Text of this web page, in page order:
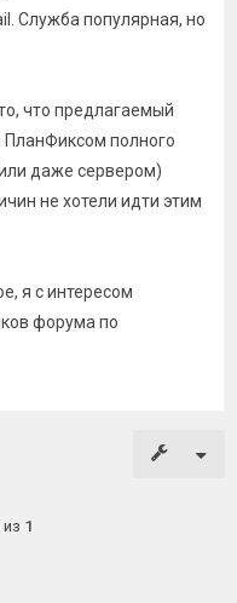
Служба популярная, но
что предлагаемый
ПланФиксом полного
даже сервером)
не хотели идти этим
я с интересом
форума по
из 1